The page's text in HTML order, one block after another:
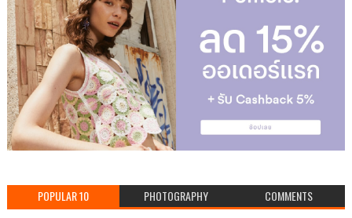
POPULAR 10 PHOTOGRAPHY COMMENTS